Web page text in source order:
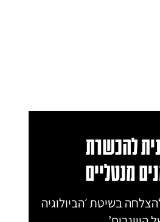
להכשרת
מנטליים
בשיטת ׳הביולוגיה